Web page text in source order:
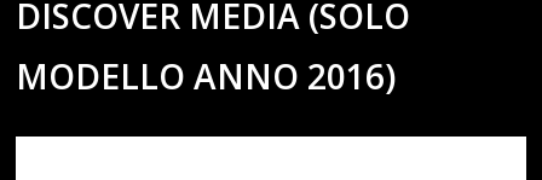
DISCOVER MEDIA (SOLO
MODELLO ANNO 2016)